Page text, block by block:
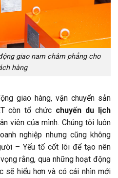
giao nam châm phẳng cho
hàng
giao hàng, vận chuyển sản
còn tổ chức chuyến du lịch
viên của mình. Chúng tôi luôn
nghiệp nhưng cũng không
– Yếu tố cốt lõi để tạo nên
rằng, qua những hoạt động
sẽ hiểu hơn và có cái nhìn mới